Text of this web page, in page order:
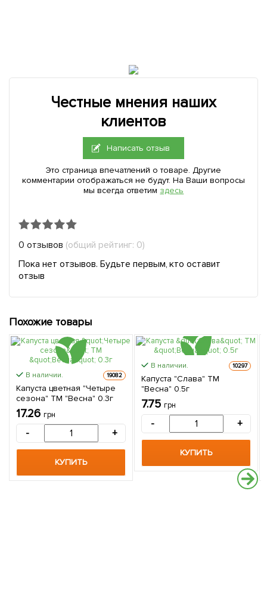
Честные мнения наших
клиентов
Написать отзыв
Это страница впечатлений о товаре. Другие
комментарии отображаться не будут. На Ваши вопросы
мы всегда ответим здесь
0 отзывов (общий рейтинг: 0)
Пока нет отзывов. Будьте первым, кто оставит
отзыв
Похожие товары
В наличии. 19082
Капуста цветная "Четыре
сезона" ТМ "Весна" 0.3г
17.26 грн
- +
КУПИТЬ
В наличии. 10297
Капуста "Слава" ТМ
"Весна" 0.5г
7.75 грн
- +
КУПИТЬ